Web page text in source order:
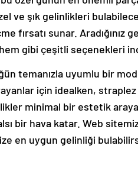
ve şık gelinlikleri
sunar. Aradığınız
gibi çeşitli seçenekleri
temanızla uyumlu bir
için idealken,
minimal bir estetik
bir hava katar. Web
en uygun gelinliği